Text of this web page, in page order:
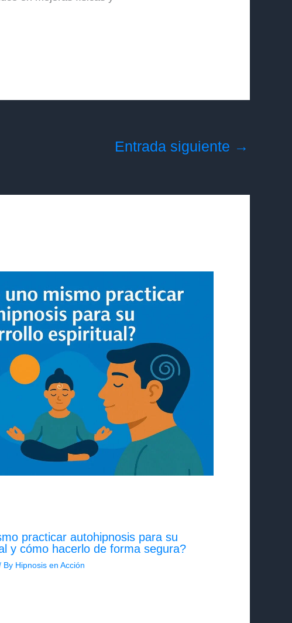
Entrada siguiente →
practicar autohipnosis para su
y cómo hacerlo de forma segura?
By Hipnosis en Acción